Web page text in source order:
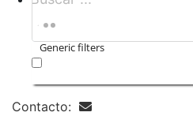
Generic filters
Contacto: